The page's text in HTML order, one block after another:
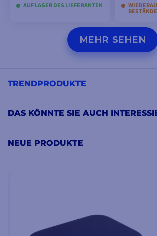
AUF LAGER DES LIEFERANTEN
MODELLE ANSEHENMEHR SEHEN
TRENDPRODUKTE
DAS KÖNNTE SIE AUCH
NEUE PRODUKTE